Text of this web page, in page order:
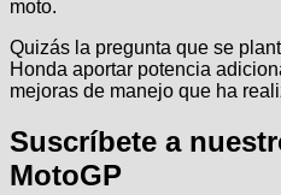
moto.
Quizás la pregunta que se
Honda aportar potencia
mejoras de manejo que ha
Suscríbete a
MotoGP